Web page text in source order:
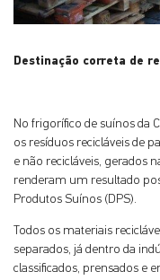
Destinação correta de
No frigorífico de suínos da
os resíduos recicláveis de
e não recicláveis, gerados
renderam um resultado
Produtos Suínos (DPS).
Todos os materiais
separados, já dentro da
classificados, prensados e